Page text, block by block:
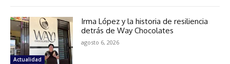
Actualidad
Irma López y la historia de resiliencia
detrás de Way Chocolates
agosto 6, 2026